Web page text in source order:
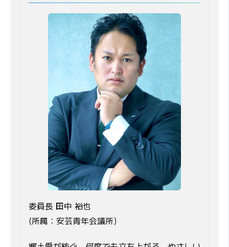
委員長 田中 裕也
(所属：安芸青年会議所)